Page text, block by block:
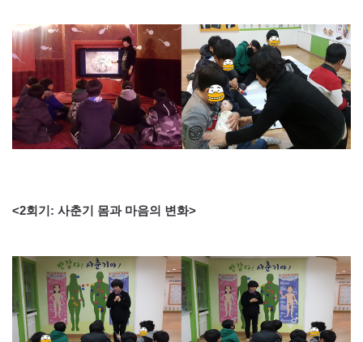
<2회기: 사춘기 몸과 마음의 변화>